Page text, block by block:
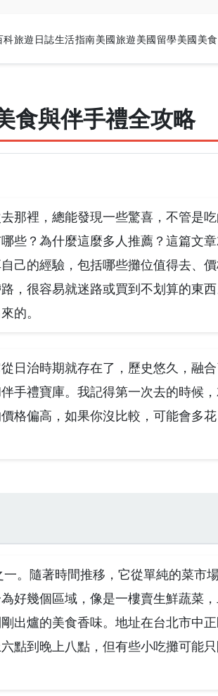
科旅遊日誌生活指南美國旅遊美國留學美國美食
食與伴手禮全攻略
那裡，總能發現一些驚喜，不管是
些？為什麼這麼多人推薦？這篇文
己的經驗，包括哪些攤位值得去、
，很容易就迷路或買到不划算的東
的。
日治時期就存在了，歷史悠久，融
手禮寶庫。我記得第一次去的時候
格偏高，如果你沒比較，可能會多花
。隨著時間推移，它從單純的菜市
好幾個區域，像是一樓賣生鮮蔬菜
出爐的美食香味。地址在台北市中
點到晚上八點，但有些小吃攤可能